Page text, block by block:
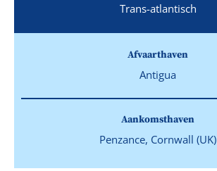
Trans-atlantisch
Afvaarthaven
Antigua
Aankomsthaven
Penzance, Cornwall (UK)